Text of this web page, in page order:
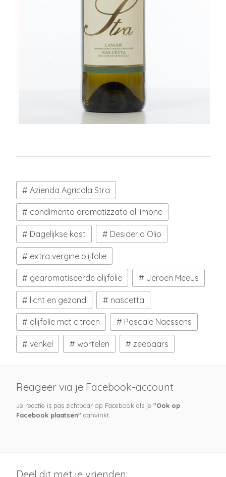
Azienda Agricola Stra
condimento aromatizzato al limone
Dagelijkse kost Desiderio Olio
extra vergine olijfolie
gearomatiseerde olijfolie Jeroen Meeus
licht en gezond nascetta
olijfolie met citroen Pascale Naessens
venkel wortelen zeebaars
Reageer via je Facebook-account
Je reactie is pas zichtbaar op Facebook als je "Ook op
Facebook plaatsen" aanvinkt.
Deel dit met je vrienden: